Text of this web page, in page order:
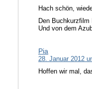
Hach schön,
Den
Und von dem
Pia
28. Januar 2012
Hoffen wir mal,